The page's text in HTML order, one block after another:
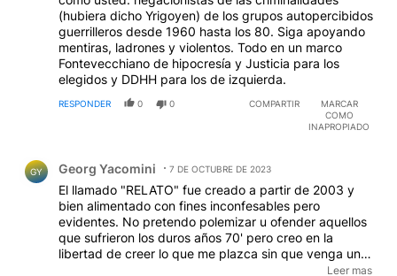
(hubiera dicho Yrigoyen) de los grupos autopercibidos
guerrilleros desde 1960 hasta los 80. Siga apoyando
mentiras, ladrones y violentos. Todo en un marco
Fontevecchiano de hipocresía y Justicia para los
elegidos y DDHH para los de izquierda.
RESPONDER 0 0 COMPARTIR
MARCAR
COMO
INAPROPIADO
GY Georg Yacomini 7 DE OCTUBRE DE 2023
El llamado "RELATO" fue creado a partir de 2003 y
bien alimentado con fines inconfesables pero
evidentes. No pretendo polemizar u ofender aquellos
que sufrieron los duros años 70' pero creo en la
libertad de creer lo que me plazca sin que venga una
runfla de legisladores (que no legislan) a ordenarme
Leer mas